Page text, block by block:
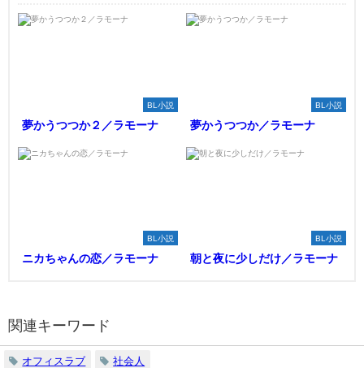
BL小説
夢かうつつか２／ラモーナ
BL小説
夢かうつつか／ラモーナ
BL小説
ニカちゃんの恋／ラモーナ
BL小説
朝と夜に少しだけ／ラモーナ
関連キーワード
オフィスラブ 社会人